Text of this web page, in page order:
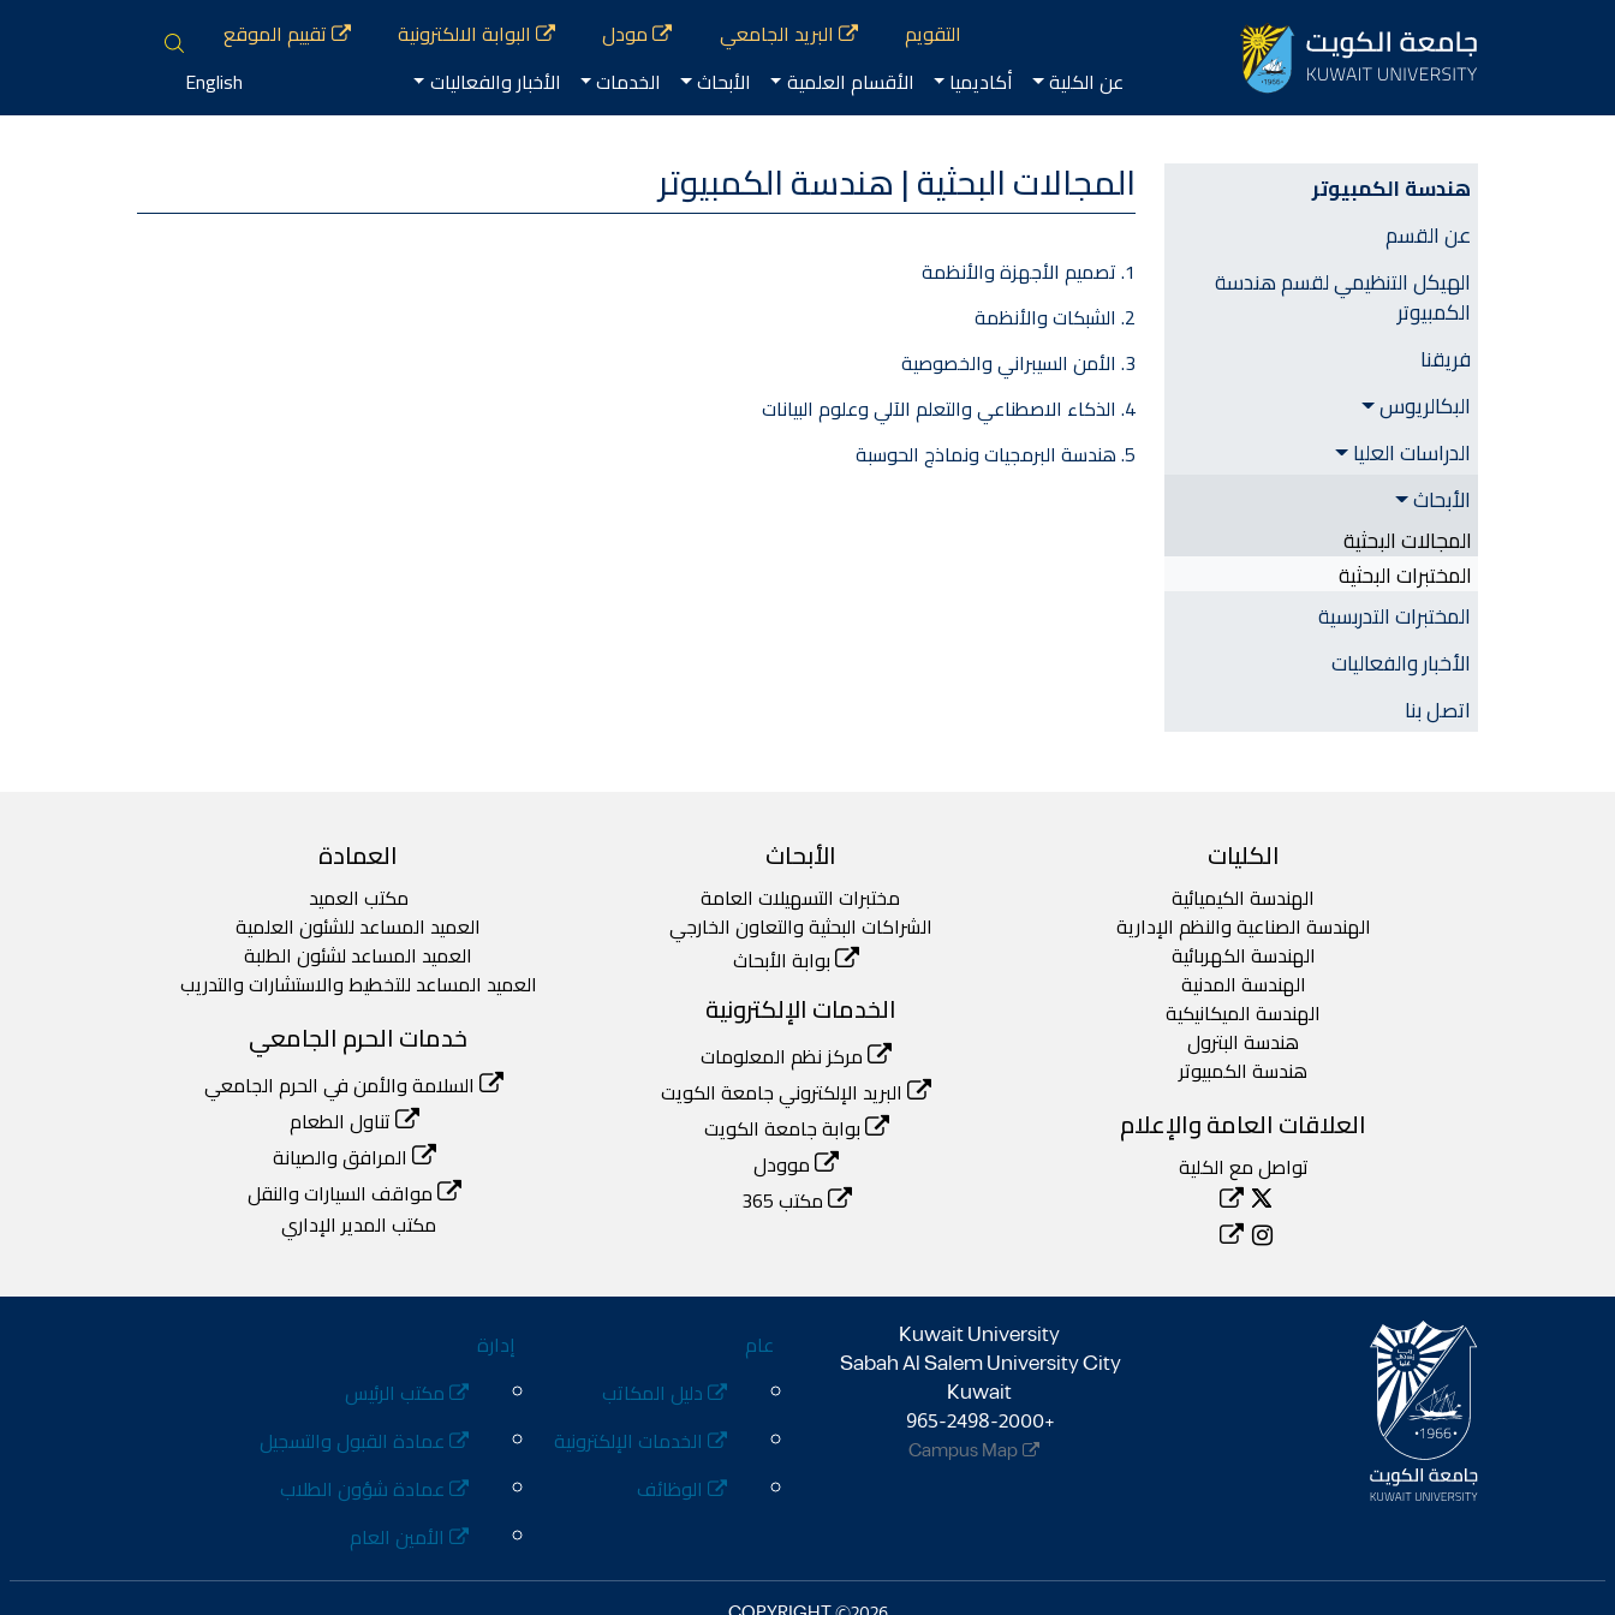
Secondary Menuالتقويم البريد الجامعي مودل البوابة الالكترونية تقييم الموقع
Main navigation
عن الكلية أكاديميا الأقسام العلمية الأبحاث الخدمات الأخبار والفعاليات English
Computer Engineering | Side Menu
هندسة الكمبيوتر
عن القسم
الهيكل التنظيمي لقسم هندسة
الكمبيوتر
فريقنا
البكالريوس
الدراسات العليا
الأبحاث
المجالات البحثية
المختبرات البحثية
المختبرات التدربسية
الأخبار والفعاليات
اتصل بنا
المجالات البحثية | هندسة الكمبيوتر
1. تصميم الأجهزة والأنظمة
2. الشبكات والأنظمة
3. الأمن السيبراني والخصوصية
4. الذكاء الاصطناعي والتعلم الآلي وعلوم البيانات
5. هندسة البرمجيات ونماذج الحوسبة
العمادة
مكتب العميد
العميد المساعد للشئون العلمية
العميد المساعد لشئون الطلبة
العميد المساعد للتخطيط والاستشارات والتدريب
الأبحاث
مختبرات التسهيلات العامة
الشراكات البحثية والتعاون الخارجي
بوابة الأبحاث
الكليات
الهندسة الكيميائية
الهندسة الصناعية والنظم الإدارية
الهندسة الكهربائية
الهندسة المدنية
الهندسة الميكانيكية
هندسة البترول
هندسة الكمبيوتر
الخدمات الإلكترونية
مركز نظم المعلومات
البريد الإلكتروني جامعة الكويت
بوابة جامعة الكويت
موودل
مكتب 365
خدمات الحرم الجامعي
السلامة والأمن في الحرم الجامعي
تناول الطعام
المرافق والصيانة
مواقف السيارات والنقل
مكتب المدير الإداري
العلاقات العامة والإعلام
تواصل مع الكلية
Kuwait University
Sabah Al Salem University City
Kuwait
+965-2498-2000
Campus Map
Footer
عام
دليل المكاتب
الخدمات الإلكترونية
الوظائف
إدارة
مكتب الرئيس
عمادة القبول والتسجيل
عمادة شؤون الطلاب
الأمين العام